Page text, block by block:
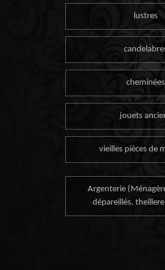
lustres
cheminées
jouets
vieilles pièces de
Argenterie
dépareillés,